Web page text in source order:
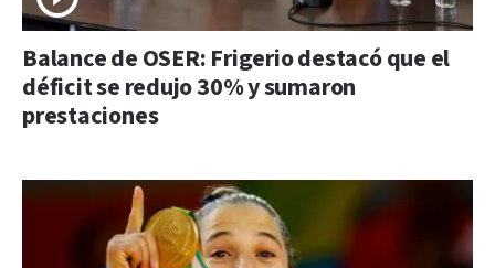
Balance de OSER: Frigerio destacó que el
déficit se redujo 30% y sumaron
prestaciones